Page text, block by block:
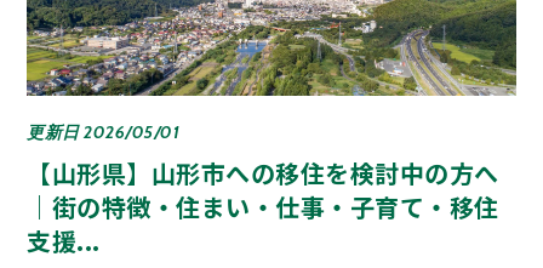
更新日 2026/05/01
【山形県】山形市への移住を検討中の方へ
｜街の特徴・住まい・仕事・子育て・移住
支援...